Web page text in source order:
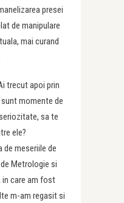
presei
de manipulare
mai curand
trecut apoi prin
momente de
sa te
ele?
de meseriile de
Metrologie si
in care am fost
m-am regasit si